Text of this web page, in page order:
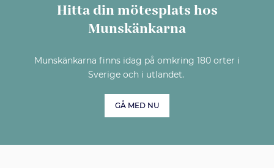
Hitta din mötesplats hos
Munskänkarna
Munskänkarna finns idag på omkring 180 orter i
Sverige och i utlandet.
GÅ MED NU